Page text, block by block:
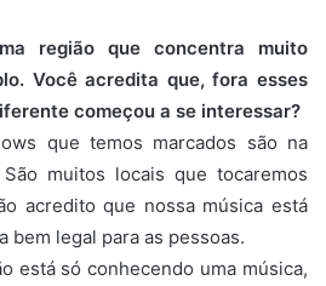
região que concentra muito
Você acredita que, fora esses
começou a se interessar?
que temos marcados são na
muitos locais que tocaremos
acredito que nossa música está
bem legal para as pessoas.
está só conhecendo uma música,